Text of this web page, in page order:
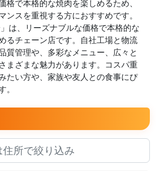
格で本格的な焼肉を楽しめるため、
ンスを重視する方におすすめです。
」は、リーズナブルな価格で本格的な
るチェーン店です。自社工場と物流
質管理や、多彩なメニュー、広々と
まざまな魅力があります。コスパ重
たい方や、家族や友人との食事にぴ